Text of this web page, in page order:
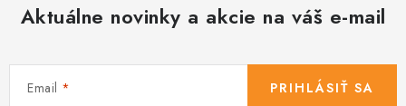
Aktuálne novinky a akcie na váš e-mail
Email PRIHLÁSIŤ SA